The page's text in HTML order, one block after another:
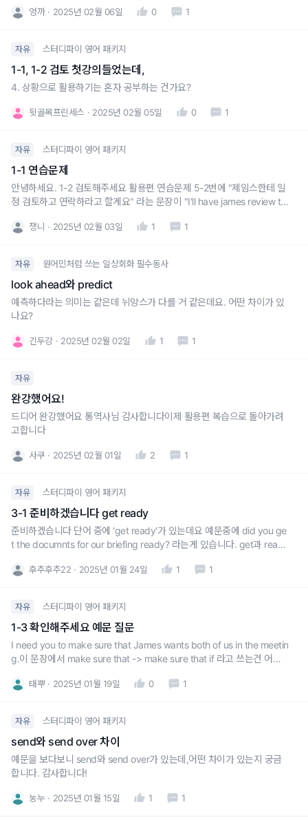
엉까 2025년 02월 06일 0 1
자유 스터디파이 영어 패키지
1-1, 1-2 검토 첫강의들었는데,
4. 상황으로 활용하기는 혼자 공부하는 건가요?
뒷골목프린세스 2025년 02월 05일 0 1
자유 스터디파이 영어 패키지
1-1 연습문제
안녕하세요. 1-2 검토해주세요 활용편 연습문제 5-2번에 "제임스한테 일
정 검토하고 연락하라고 할게요" 라는 문장이 "I'll have james review th
신 make 나 let을 써도 어감상 의미도 동일할까요?? (make 는 좀 강압적
쟁니 2025년 02월 03일 1 1
자유 원어민처럼 쓰는 일상회화 필수동사
look ahead와 predict
예측하다라는 의미는 같은데 뉘앙스가 다를 거 같은데요. 어떤 차이가 있
나요?
긴두강 2025년 02월 02일 1 1
자유
완강했어요!
드디어 완강했어요 통역사님 감사합니다이제 활용편 복습으로 돌아가려
고합니다
사쿠 2025년 02월 01일 2 1
자유 스터디파이 영어 패키지
3-1 준비하겠습니다 get ready
준비하겠습니다 단어 중에 'get ready'가 있는데요 예문중에 did you ge
t the documnts for our briefing ready? 라는게 있습니다. get과 ready
후추후추22 2025년 01월 24일 1 1
자유 스터디파이 영어 패키지
1-3 확인해주세요 예문 질문
I need you to make sure that James wants both of us in the meetin
g.이 문장에서 make sure that -> make sure that if 라고 쓰는건 어색
다!
태뿌 2025년 01월 19일 0 1
자유 스터디파이 영어 패키지
send와 send over 차이
예문을 보다보니 send와 send over가 있는데,어떤 차이가 있는지 궁금
합니다. 감사합니다!
눙누 2025년 01월 15일 1 1